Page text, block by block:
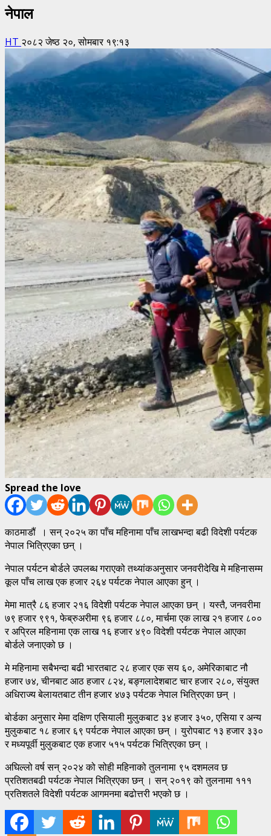
नेपाल
HT २०८२ जेष्ठ २०, सोमबार १९:१३
Spread the love
काठमाडौं । सन् २०२५ का पाँच महिनामा पाँच लाखभन्दा बढी विदेशी पर्यटक
नेपाल भित्रिएका छन् ।
नेपाल पर्यटन बोर्डले उपलब्ध गराएको तथ्यांकअनुसार जनवरीदेखि मे महिनासम्म
कूल पाँच लाख एक हजार २६४ पर्यटक नेपाल आएका हुन् ।
मेमा मात्रै ८६ हजार २१६ विदेशी पर्यटक नेपाल आएका छन् । यस्तै, जनवरीमा
७९ हजार ९९१, फेब्रुअरीमा ९६ हजार ८८०, मार्चमा एक लाख २१ हजार ८००
र अप्रिल महिनामा एक लाख १६ हजार ४९० विदेशी पर्यटक नेपाल आएका
बोर्डले जनाएको छ ।
मे महिनामा सबैभन्दा बढी भारतबाट २८ हजार एक सय ६०, अमेरिकाबाट नौ
हजार ७४, चीनबाट आठ हजार ८२४, बङ्गलादेशबाट चार हजार २८०, संयुक्त
अधिराज्य बेलायतबाट तीन हजार ४७३ पर्यटक नेपाल भित्रिएका छन् ।
बोर्डका अनुसार मेमा दक्षिण एसियाली मुलुकबाट ३४ हजार ३५०, एसिया र अन्य
मुलुकबाट १८ हजार ६९ पर्यटक नेपाल आएका छन् । युरोपबाट १३ हजार ३३०
र मध्यपूर्वी मुलुकबाट एक हजार ५१५ पर्यटक भित्रिएका छन् ।
अघिल्लो वर्ष सन् २०२४ को सोही महिनाको तुलनामा ९५ दशमलव छ
प्रतिशतबढी पर्यटक नेपाल भित्रिएका छन् । सन् २०१९ को तुलनामा १११
प्रतिशतले विदेशी पर्यटक आगमनमा बढोत्तरी भएको छ ।